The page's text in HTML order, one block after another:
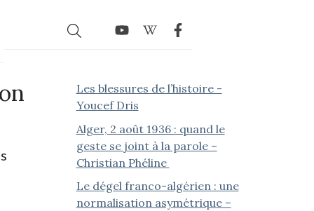
Les blessures de l’histoire -
Youcef Dris
Alger, 2 août 1936 : quand le
geste se joint à la parole –
Christian Phéline
Le dégel franco-algérien : une
normalisation asymétrique –